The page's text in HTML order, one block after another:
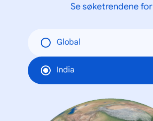
Se søketrendene for
Global
India